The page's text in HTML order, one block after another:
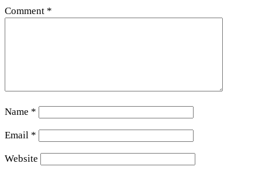
Comment *
Name *
Email *
Website